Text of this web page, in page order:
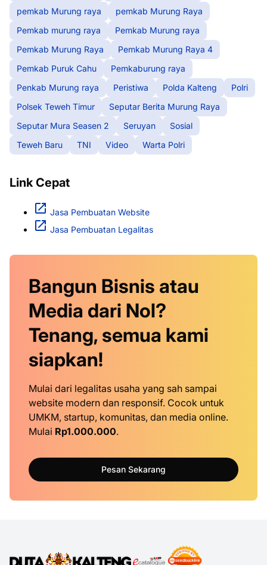
pemkab Murung raya
pemkab Murung Raya
Pemkab murung raya
Pemkab Murung raya
Pemkab Murung Raya
Pemkab Murung Raya 4
Pemkab Puruk Cahu
Pemkaburung raya
Penkab Murung raya
Peristiwa Polda Kalteng
Polri
Polsek Teweh Timur
Seputar Berita Murung Raya
Seputar Mura Seasen 2
Seruyan
Sosial
Teweh Baru
TNI Video Warta Polri
Link Cepat
Jasa Pembuatan Website
Jasa Pembuatan Legalitas
Bangun Bisnis atau
Media dari Nol?
Tenang, semua kami
siapkan!
Mulai dari legalitas usaha yang sah sampai
website modern dan responsif. Cocok untuk
UMKM, startup, komunitas, dan media online.
Mulai Rp1.000.000.
Pesan Sekarang